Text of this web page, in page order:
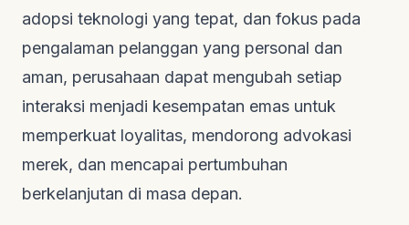
adopsi teknologi yang tepat, dan fokus pada
pengalaman pelanggan yang personal dan
aman, perusahaan dapat mengubah setiap
interaksi menjadi kesempatan emas untuk
memperkuat loyalitas, mendorong advokasi
merek, dan mencapai pertumbuhan
berkelanjutan di masa depan.